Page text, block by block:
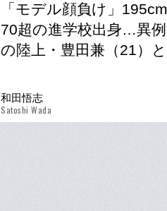
「モデル顔負け」
70超の進学校出身…異
の陸上・豊田兼（21）
和田悟志
Satoshi Wada